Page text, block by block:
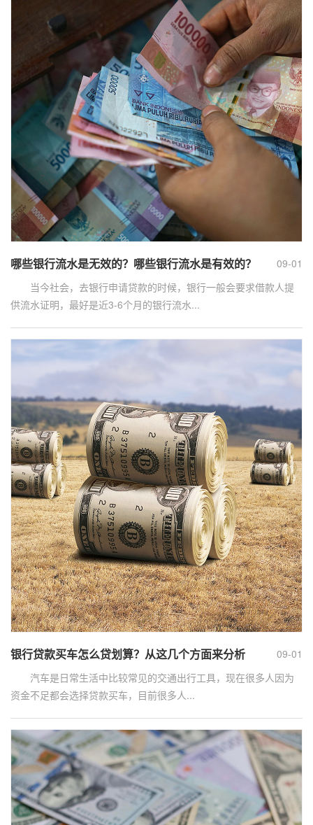
09-01
哪些银行流水是无效的？哪些银行流水是有效的？
当今社会，去银行申请贷款的时候，银行一般会要求借款人提
供流水证明，最好是近3-6个月的银行流水...
09-01
银行贷款买车怎么贷划算？从这几个方面来分析
汽车是日常生活中比较常见的交通出行工具，现在很多人因为
资金不足都会选择贷款买车，目前很多人...